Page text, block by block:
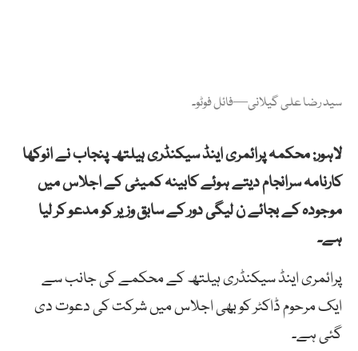
سید رضا علی گیلانی—فائل فوٹو۔
لاہور: محکمہ پرائمری اینڈ سیکنڈری ہیلتھ پنجاب نے انوکھا
کارنامہ سرانجام دیتے ہوئے کابینہ کمیٹی کے اجلاس میں
موجودہ کے بجائے ن لیگی دور کے سابق وزیر کو مدعو کر لیا
ہے۔
پرائمری اینڈ سیکنڈری ہیلتھ کے محکمے کی جانب سے
ایک مرحوم ڈاکٹر کو بھی اجلاس میں شرکت کی دعوت دی
گئی ہے۔